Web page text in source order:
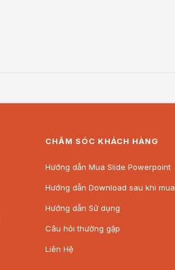
CHĂM SÓC KHÁCH HÀNG
Hướng dẫn Mua Slide Powerpoint
Hướng dẫn Download sau khi mua
Hướng dẫn Sử dụng
Câu hỏi thường gặp
Liên Hệ